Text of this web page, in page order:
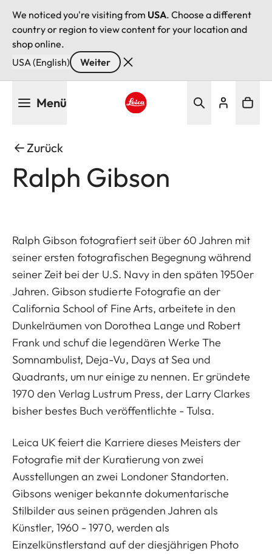
We noticed you're visiting from USA. Choose a different
country or region to view content for your location and
shop online.
USA (English)
Weiter
Menü
Zurück
Ralph Gibson
Ralph Gibson fotografiert seit über 60 Jahren mit
seiner ersten fotografischen Begegnung während
seiner Zeit bei der U.S. Navy in den späten 1950er
Jahren. Gibson studierte Fotografie an der
California School of Fine Arts, arbeitete in den
Dunkelräumen von Dorothea Lange und Robert
Frank und schuf die legendären Werke The
Somnambulist, Deja-Vu, Days at Sea und
Quadrants, um nur einige zu nennen. Er gründete
1970 den Verlag Lustrum Press, der Larry Clarkes
bisher bestes Buch veröffentlichte - Tulsa.
Leica UK feiert die Karriere dieses Meisters der
Fotografie mit der Kuratierung von zwei
Ausstellungen an zwei Londoner Standorten.
Gibsons weniger bekannte dokumentarische
Stilbilder aus seinen prägenden Jahren als
Künstler, 1960 - 1970, werden als
Einzelkünstlerstand auf der diesjährigen Photo